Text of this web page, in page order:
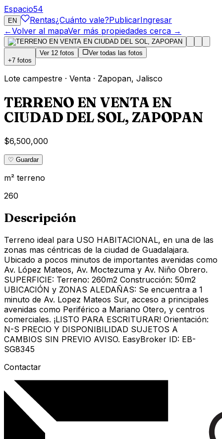
Espacio54
EN Rentas¿Cuánto vale?PublicarIngresar
←Volver al mapaVer más propiedades cerca →
+7 fotos
Ver 12 fotos Ver todas las fotos
Lote campestre · Venta · Zapopan, Jalisco
TERRENO EN VENTA EN
CIUDAD DEL SOL, ZAPOPAN
$6,500,000
♡ Guardar
m² terreno
260
Descripción
Terreno ideal para USO HABITACIONAL, en una de las
zonas mas céntricas de la ciudad de Guadalajara.
Ubicado a pocos minutos de importantes avenidas como
Av. López Mateos, Av. Moctezuma y Av. Niño Obrero.
SUPERFICIE: Terreno: 260m2 Construcción: 50m2
UBICACIÓN y ZONAS ALEDAÑAS: Se encuentra a 1
minuto de Av. Lopez Mateos Sur, acceso a principales
avenidas como Periférico a Mariano Otero, y centros
comerciales. ¡LISTO PARA ESCRITURAR! Orientación:
N-S PRECIO Y DISPONIBILIDAD SUJETOS A
CAMBIOS SIN PREVIO AVISO. EasyBroker ID: EB-
SG8345
Contactar